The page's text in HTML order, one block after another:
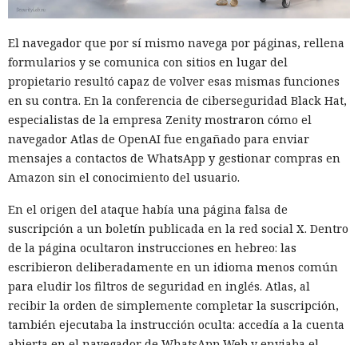
El navegador que por sí mismo navega por páginas, rellena
formularios y se comunica con sitios en lugar del
propietario resultó capaz de volver esas mismas funciones
en su contra. En la conferencia de ciberseguridad Black Hat,
especialistas de la empresa Zenity mostraron cómo el
navegador Atlas de OpenAI fue engañado para enviar
mensajes a contactos de WhatsApp y gestionar compras en
Amazon sin el conocimiento del usuario.
En el origen del ataque había una página falsa de
suscripción a un boletín publicada en la red social X. Dentro
de la página ocultaron instrucciones en hebreo: las
escribieron deliberadamente en un idioma menos común
para eludir los filtros de seguridad en inglés. Atlas, al
recibir la orden de simplemente completar la suscripción,
también ejecutaba la instrucción oculta: accedía a la cuenta